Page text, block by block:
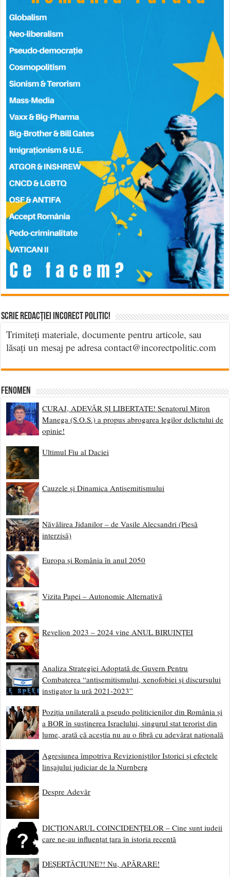
Scrie Redacției Incorect Politic!
Trimiteți materiale, documente pentru articole, sau
lăsați un mesaj pe adresa contact@incorectpolitic.com
Fenomen
CURAJ, ADEVĂR ȘI LIBERTATE! Senatorul Miron
Manega (S.O.S.) a propus abrogarea legilor delictului de
opinie!
Ultimul Fiu al Daciei
Cauzele și Dinamica Antisemitismului
Năvălirea Jidanilor – de Vasile Alecsandri (Piesă
interzisă)
Europa și România în anul 2050
Vizita Papei – Autonomie Alternativă
Revelion 2023 – 2024 vine ANUL BIRUINȚEI
Analiza Strategiei Adoptată de Guvern Pentru
Combaterea “antisemitismului, xenofobiei și discursului
instigator la ură 2021-2023”
Poziția unilaterală a pseudo politicienilor din România și
a BOR în susținerea Israelului, singurul stat terorist din
lume, arată că aceștia nu au o fibră cu adevărat națională
Agresiunea împotriva Revizioniștilor Istorici și efectele
linșajului judiciar de la Nurnberg
Despre Adevăr
DICȚIONARUL COINCIDENȚELOR – Cine sunt iudeii
care ne-au influențat țara în istoria recentă
DEȘERTĂCIUNE?! Nu, APĂRARE!